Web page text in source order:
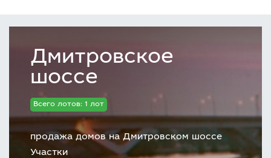
Дмитровское
шоссе
Всего лотов: 1 лот
продажа домов на Дмитровском шоссе
Участки